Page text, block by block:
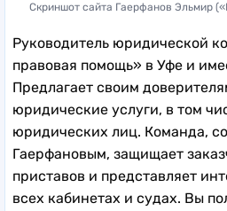
Скриншот сайта Гаерфанов Эльмир
Руководитель юридической
правовая помощь» в Уфе и
Предлагает своим
юридические услуги, в том
юридических лиц. Команда,
Гаерфановым, защищает
приставов и представляет
всех кабинетах и судах. Вы